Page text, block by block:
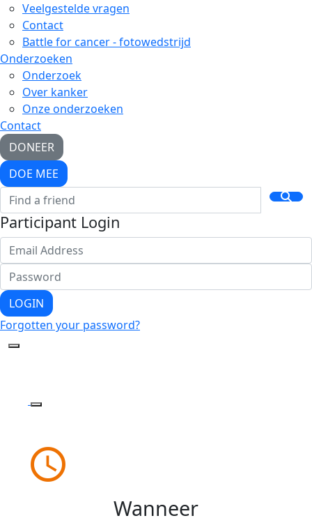
Veelgestelde vragen
Contact
Battle for cancer - fotowedstrijd
Onderzoeken
Onderzoek
Over kanker
Onze onderzoeken
Contact
DONEER
DOE MEE
Participant Login
LOGIN
Forgotten your password?
access_time
Wanneer